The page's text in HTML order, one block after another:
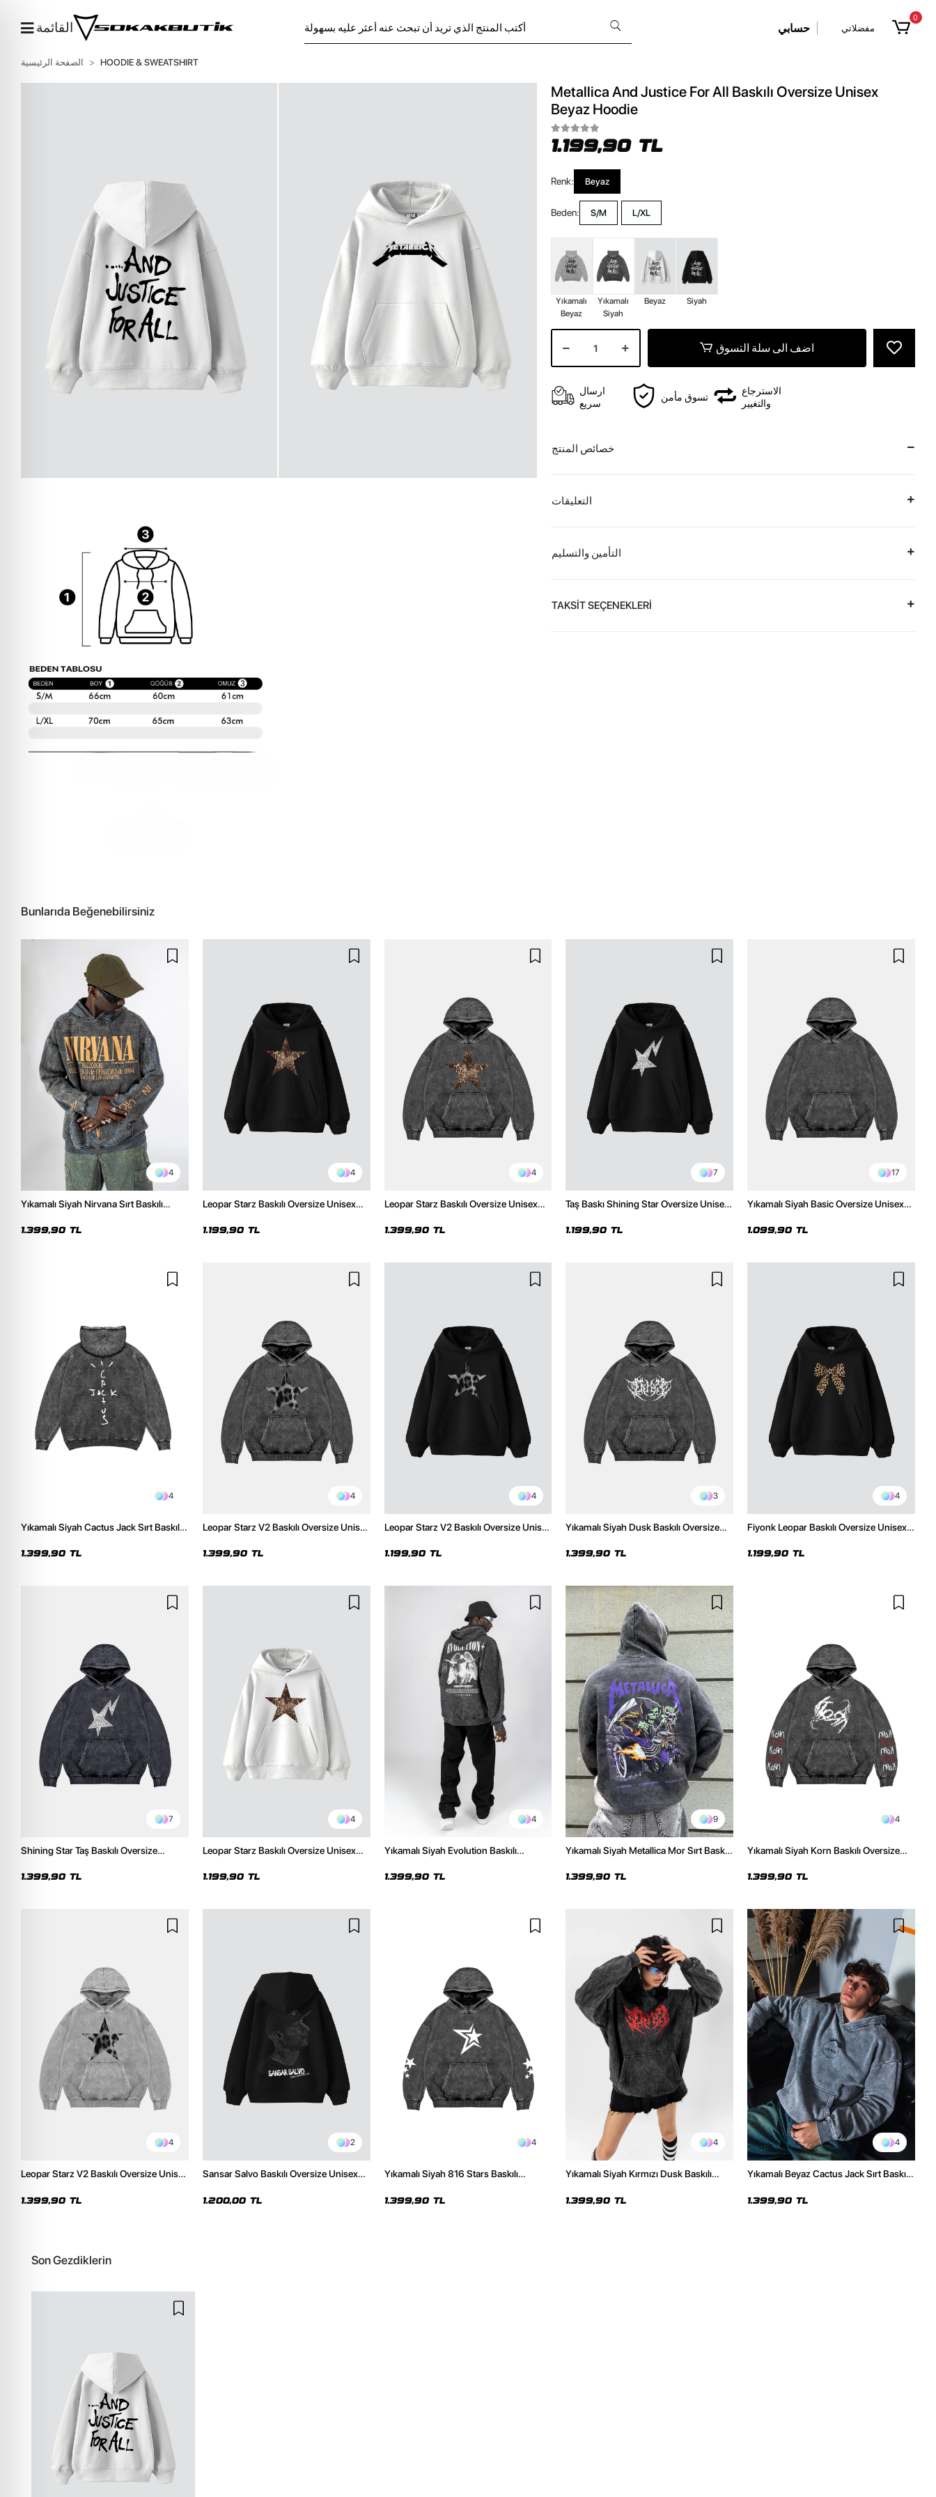
القائمة حسابي مفضلاتي
0
الصفحة الرئيسية HOODIE & SWEATSHIRT
Metallica And Justice For All Baskılı Oversize Unisex
Beyaz Hoodie
1.199,90 TL
Renk: Beyaz
Beden: S/M L/XL
Yıkamalı
Beyaz
Yıkamalı
Siyah
Beyaz Siyah
اضف الى سلة التسوق
ارسال
سريع
تسوق مأمن
الاسترجاع
والتغيير
خصائص المنتج
التعليقات
التأمين والتسليم
TAKSİT SEÇENEKLERİ
Bunlarıda Beğenebilirsiniz
4
Yıkamalı Siyah Nirvana Sırt Baskılı
1.399,90 TL
4
Leopar Starz Baskılı Oversize Unisex
1.199,90 TL
4
Leopar Starz Baskılı Oversize Unisex
1.399,90 TL
7
Taş Baskı Shining Star Oversize Unisex
1.199,90 TL
17
Yıkamalı Siyah Basic Oversize Unisex
1.099,90 TL
4
Yıkamalı Siyah Cactus Jack Sırt Baskılı
1.399,90 TL
4
Leopar Starz V2 Baskılı Oversize Unisex
1.399,90 TL
4
Leopar Starz V2 Baskılı Oversize Unisex
1.199,90 TL
3
Yıkamalı Siyah Dusk Baskılı Oversize
1.399,90 TL
4
Fiyonk Leopar Baskılı Oversize Unisex
1.199,90 TL
7
Shining Star Taş Baskılı Oversize
1.399,90 TL
4
Leopar Starz Baskılı Oversize Unisex
1.199,90 TL
4
Yıkamalı Siyah Evolution Baskılı
1.399,90 TL
9
Yıkamalı Siyah Metallica Mor Sırt Baskılı
1.399,90 TL
4
Yıkamalı Siyah Korn Baskılı Oversize
1.399,90 TL
4
Leopar Starz V2 Baskılı Oversize Unisex
1.399,90 TL
2
Sansar Salvo Baskılı Oversize Unisex
1.200,00 TL
4
Yıkamalı Siyah 816 Stars Baskılı
1.399,90 TL
4
Yıkamalı Siyah Kırmızı Dusk Baskılı
1.399,90 TL
4
Yıkamalı Beyaz Cactus Jack Sırt Baskılı
1.399,90 TL
Son Gezdiklerin